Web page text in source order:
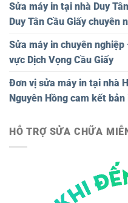
Sửa máy in tại nhà Duy
Duy Tân Cầu Giấy chuyên
Sửa máy in chuyên
vực Dịch Vọng Cầu Giấy
Đơn vị sửa máy in tại nhà
Nguyên Hồng cam kết
HỖ TRỢ SỬA CHỮA